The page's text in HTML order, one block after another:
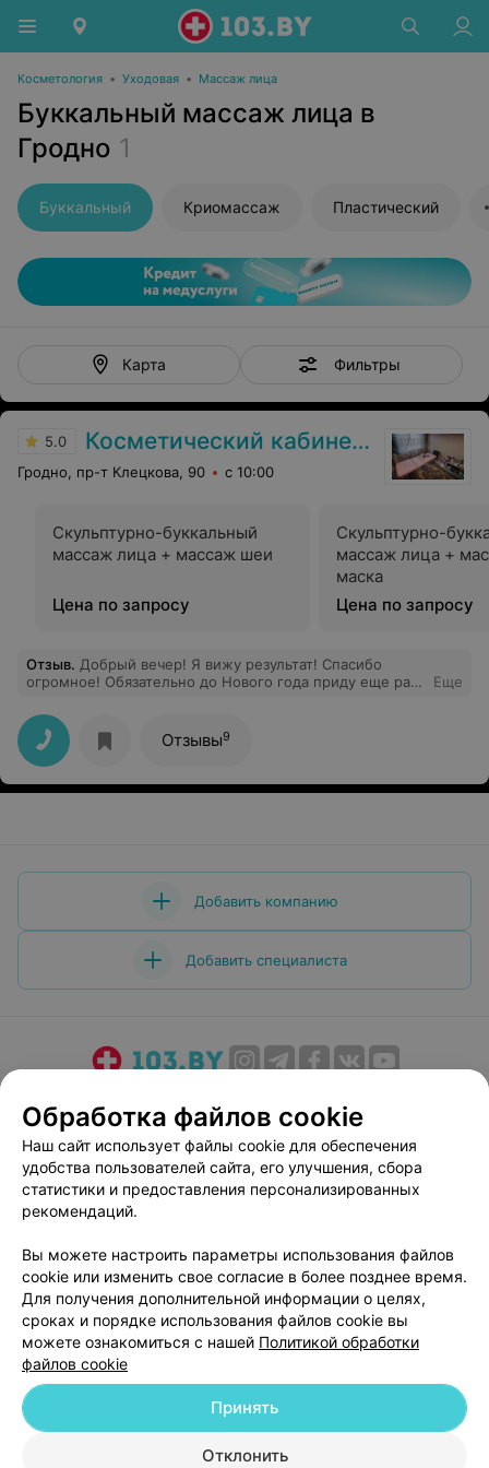
Косметология • Уходовая • Массаж лица
Буккальный массаж лица в
Гродно 1
Буккальный Криомассаж Пластический
Карта Фильтры
5.0 Косметический кабинет Аллы Поляковой
Гродно, пр-т Клецкова, 90 с 10:00
Скульптурно-буккальный
массаж лица + массаж шеи
Цена по запросу
Скульптурно-
массаж лица +
маска
Цена по запросу
Отзыв. Добрый вечер! Я вижу результат! Спасибо
огромное! Обязательно до Нового года приду еще раз
Еще
Отзывы9
Добавить компанию
Добавить специалиста
Медицинский маркетинг
Публичный договор
Пользовательское соглашение
Способы оплаты
Вакансии
Партнеры
Написать руководителю 103.by
Персональные настройки cookie
Обработка персональных данных
© 2026 ООО «Артокс Лаб», УНП 191700409| 220012, Республика Беларусь,
Обработка файлов cookie
Наш сайт использует файлы cookie для обеспечения
удобства пользователей сайта, его улучшения, сбора
статистики и предоставления персонализированных
рекомендаций.
Вы можете настроить параметры использования файлов
cookie или изменить свое согласие в более позднее время.
Для получения дополнительной информации о целях,
сроках и порядке использования файлов cookie вы
можете ознакомиться с нашей Политикой обработки
файлов cookie
Отклонить
Принять